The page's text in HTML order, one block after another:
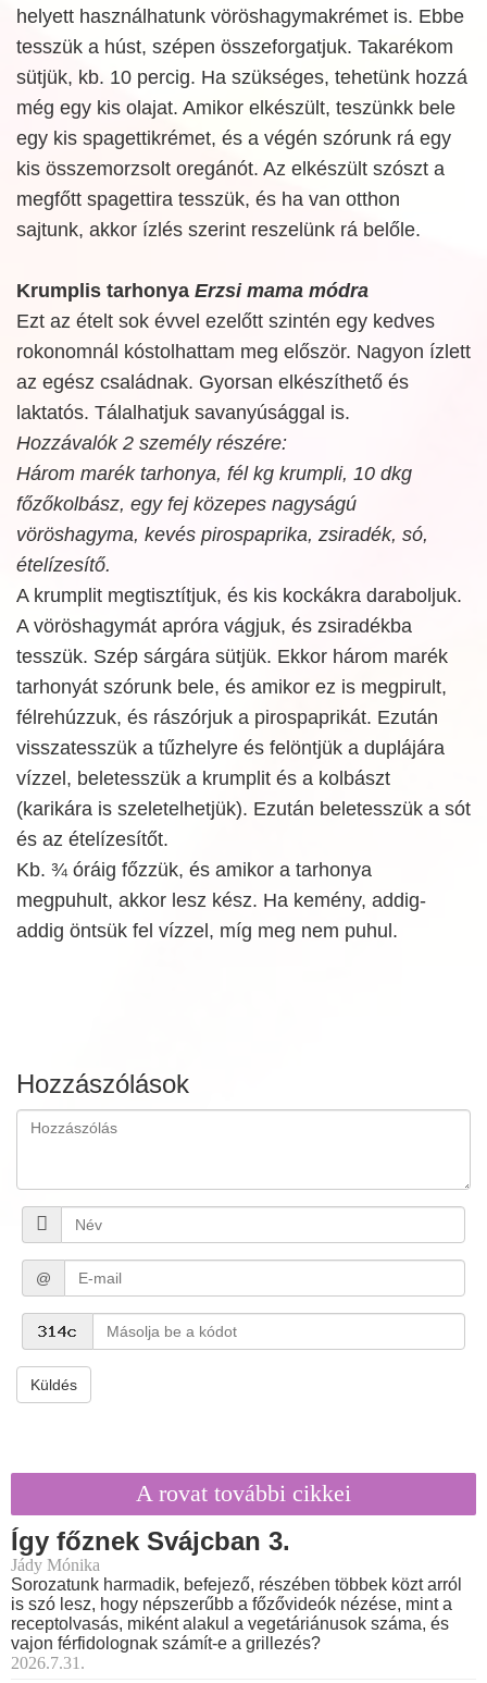
helyett használhatunk vöröshagymakrémet is. Ebbe
tesszük a húst, szépen összeforgatjuk. Takarékom
sütjük, kb. 10 percig. Ha szükséges, tehetünk hozzá
még egy kis olajat. Amikor elkészült, teszünkk bele
egy kis spagettikrémet, és a végén szórunk rá egy
kis összemorzsolt oregánót. Az elkészült szószt a
megfőtt spagettira tesszük, és ha van otthon
sajtunk, akkor ízlés szerint reszelünk rá belőle.
Krumplis tarhonya Erzsi mama módra
Ezt az ételt sok évvel ezelőtt szintén egy kedves
rokonomnál kóstolhattam meg először. Nagyon ízlett
az egész családnak. Gyorsan elkészíthető és
laktatós. Tálalhatjuk savanyúsággal is.
Hozzávalók 2 személy részére:
Három marék tarhonya, fél kg krumpli, 10 dkg
főzőkolbász, egy fej közepes nagyságú
vöröshagyma, kevés pirospaprika, zsiradék, só,
ételízesítő.
A krumplit megtisztítjuk, és kis kockákra daraboljuk.
A vöröshagymát apróra vágjuk, és zsiradékba
tesszük. Szép sárgára sütjük. Ekkor három marék
tarhonyát szórunk bele, és amikor ez is megpirult,
félrehúzzuk, és rászórjuk a pirospaprikát. Ezután
visszatesszük a tűzhelyre és felöntjük a duplájára
vízzel, beletesszük a krumplit és a kolbászt
(karikára is szeletelhetjük). Ezután beletesszük a sót
és az ételízesítőt.
Kb. ¾ óráig főzzük, és amikor a tarhonya
megpuhult, akkor lesz kész. Ha kemény, addig-
addig öntsük fel vízzel, míg meg nem puhul.
Hozzászólások
@
Küldés
A rovat további cikkei
Így főznek Svájcban 3.
Jády Mónika
Sorozatunk harmadik, befejező, részében többek közt arról
is szó lesz, hogy népszerűbb a főzővideók nézése, mint a
receptolvasás, miként alakul a vegetáriánusok száma, és
vajon férfidolognak számít-e a grillezés?
2026.7.31.